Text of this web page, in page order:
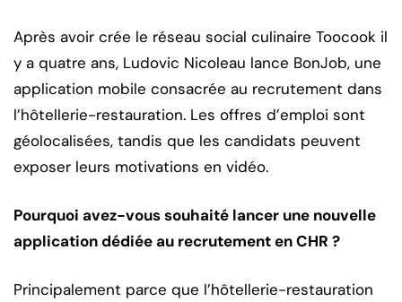
Après avoir crée le réseau social culinaire Toocook il
y a quatre ans, Ludovic Nicoleau lance BonJob, une
application mobile consacrée au recrutement dans
l’hôtellerie-restauration. Les offres d’emploi sont
géolocalisées, tandis que les candidats peuvent
exposer leurs motivations en vidéo.
Pourquoi avez-vous souhaité lancer une nouvelle
application dédiée au recrutement en CHR ?
Principalement parce que l’hôtellerie-restauration